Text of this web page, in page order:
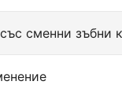
сменни зъбни